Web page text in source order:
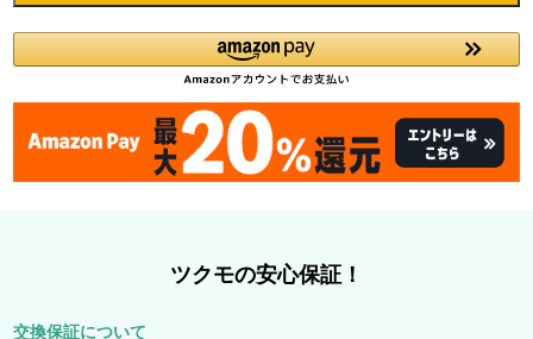
ツクモの安心保証！
交換保証について